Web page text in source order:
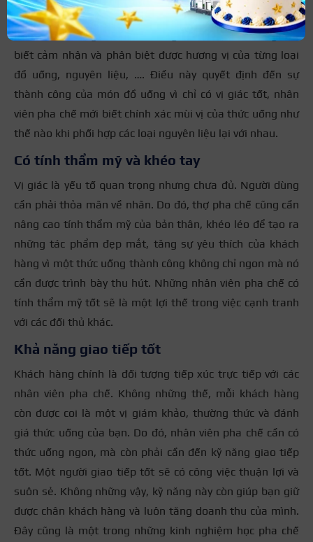
Vì làm trong lĩnh vực ẩm thực, nên nhân viên pha chế đòi
hỏi cần một vị giác và khả năng cảm nhận đồ uống tốt,
biết cảm nhận và phân biệt được hương vị của từng loại
đồ uống, nguyên liệu, …. Điều này quyết định đến sự
thành công của món đồ uống vì chỉ có vị giác tốt, nhân
viên pha chế mới biết chính xác mùi vị của thức uống như
thế nào khi phối hợp các loại nguyên liệu lại với nhau.
Có tính thẩm mỹ và khéo tay
Vị giác là yếu tố quan trọng nhưng chưa đủ. Người dùng
cần phải thỏa mãn về nhãn. Do đó, thợ pha chế cũng cần
nâng cao tính thẩm mỹ của bản thân, khéo léo để tạo ra
những tác phẩm đẹp mắt, tăng sự yêu thích của khách
hàng vì một thức uống thành công không chỉ ngon mà nó
cần được trình bày thu hút. Những nhân viên pha chế có
tính thẩm mỹ tốt sẽ là một lợi thế trong việc cạnh tranh
với các đối thủ khác.
Khả năng giao tiếp tốt
Khách hàng chính là đối tượng tiếp xúc trực tiếp với các
nhân viên pha chế. Không những thế, mỗi khách hàng
còn được coi là một vị giám khảo, thường thức và đánh
giá thức uống của bạn. Do đó, nhân viên pha chế cần có
thức uống ngon, mà còn phải cần đến kỹ năng giao tiếp
tốt. Một người giao tiếp tốt sẽ có công việc thuận lợi và
suôn sẻ. Không những vậy, kỹ năng này còn giúp bạn giữ
được chân khách hàng và luôn tăng doanh thu của mình.
Đây cũng là một trong những kinh nghiệm học pha chế